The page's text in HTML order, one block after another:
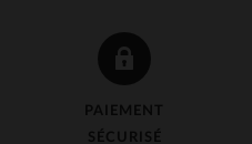
PAIEMENT
SÉCURISÉ